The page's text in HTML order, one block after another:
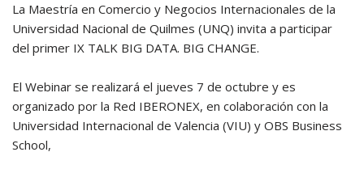
La Maestría en Comercio y Negocios Internacionales de la
Universidad Nacional de Quilmes (UNQ) invita a participar
del primer IX TALK BIG DATA. BIG CHANGE.
El Webinar se realizará el jueves 7 de octubre y es
organizado por la Red IBERONEX, en colaboración con la
Universidad Internacional de Valencia (VIU) y OBS Business
School,